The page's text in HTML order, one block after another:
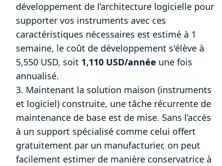
développement de l’architecture logicielle pour
supporter vos instruments avec ces
caractéristiques nécessaires est estimé à 1
semaine, le coût de développement s'élève à
5,550 USD, soit 1,110 USD/année une fois
annualisé.
3. Maintenant la solution maison (instruments
et logiciel) construite, une tâche récurrente de
maintenance de base est de mise. Sans l’accès
à un support spécialisé comme celui offert
gratuitement par un manufacturier, on peut
facilement estimer de manière conservatrice à